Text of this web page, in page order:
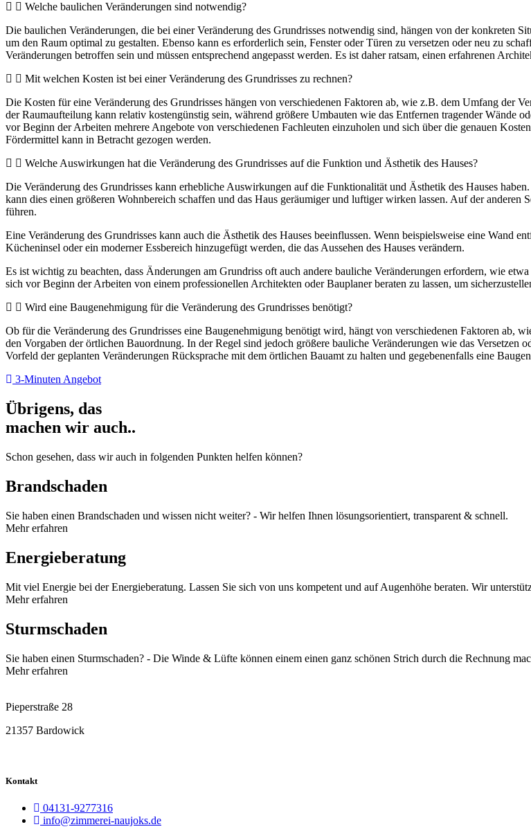
Welche baulichen Veränderungen sind notwendig?
Die baulichen Veränderungen, die bei einer Veränderung des Grundrisses notwendig sind, hängen von der konkreten
um den Raum optimal zu gestalten. Ebenso kann es erforderlich sein, Fenster oder Türen zu versetzen oder neu zu
Veränderungen betroffen sein und müssen entsprechend angepasst werden. Es ist daher ratsam, einen erfahrenen
Mit welchen Kosten ist bei einer Veränderung des Grundrisses zu rechnen?
Die Kosten für eine Veränderung des Grundrisses hängen von verschiedenen Faktoren ab, wie z.B. dem Umfang der
der Raumaufteilung kann relativ kostengünstig sein, während größere Umbauten wie das Entfernen tragender Wände
vor Beginn der Arbeiten mehrere Angebote von verschiedenen Fachleuten einzuholen und sich über die genauen
Fördermittel kann in Betracht gezogen werden.
Welche Auswirkungen hat die Veränderung des Grundrisses auf die Funktion und Ästhetik des Hauses?
Die Veränderung des Grundrisses kann erhebliche Auswirkungen auf die Funktionalität und Ästhetik des Hauses
kann dies einen größeren Wohnbereich schaffen und das Haus geräumiger und luftiger wirken lassen. Auf der anderen
führen.
Eine Veränderung des Grundrisses kann auch die Ästhetik des Hauses beeinflussen. Wenn beispielsweise eine Wand
Kücheninsel oder ein moderner Essbereich hinzugefügt werden, die das Aussehen des Hauses verändern.
Es ist wichtig zu beachten, dass Änderungen am Grundriss oft auch andere bauliche Veränderungen erfordern, wie
sich vor Beginn der Arbeiten von einem professionellen Architekten oder Bauplaner beraten zu lassen, um
Wird eine Baugenehmigung für die Veränderung des Grundrisses benötigt?
Ob für die Veränderung des Grundrisses eine Baugenehmigung benötigt wird, hängt von verschiedenen Faktoren ab,
den Vorgaben der örtlichen Bauordnung. In der Regel sind jedoch größere bauliche Veränderungen wie das
Vorfeld der geplanten Veränderungen Rücksprache mit dem örtlichen Bauamt zu halten und gegebenenfalls eine
3-Minuten Angebot
Übrigens, das
machen wir auch..
Schon gesehen, dass wir auch in folgenden Punkten helfen können?
Brandschaden
Sie haben einen Brandschaden und wissen nicht weiter? - Wir helfen Ihnen lösungsorientiert, transparent & schnell.
Mehr erfahren
Energieberatung
Mit viel Energie bei der Energieberatung. Lassen Sie sich von uns kompetent und auf Augenhöhe beraten. Wir
Mehr erfahren
Sturmschaden
Sie haben einen Sturmschaden? - Die Winde & Lüfte können einem einen ganz schönen Strich durch die Rechnung
Mehr erfahren
Pieperstraße 28
21357 Bardowick
Kontakt
04131-9277316
info@zimmerei-naujoks.de